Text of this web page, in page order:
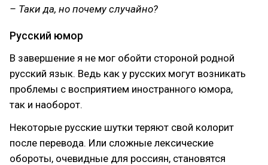
– Таки да, но почему случайно?
Русский юмор
В завершение я не мог обойти стороной родной
русский язык. Ведь как у русских могут возникать
проблемы с восприятием иностранного юмора,
так и наоборот.
Некоторые русские шутки теряют свой колорит
после перевода. Или сложные лексические
обороты, очевидные для россиян, становятся